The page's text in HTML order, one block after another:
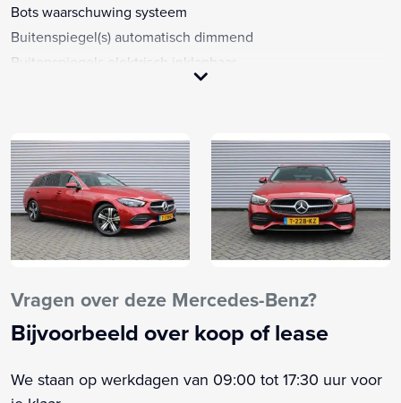
Bots waarschuwing systeem
Buitenspiegel(s) automatisch dimmend
Buitenspiegels elektrisch inklapbaar
Buitenspiegels elektrisch verstel- en verwarmbaar
Connected services
Cruise control
Dakrails
Draadloze telefoonlader
Elektrisch bedienbare achterklep
Elektrische ramen achter
Elektronisch Stabiliteits Programma
Full-LED koplampen
LED dagrijverlichting
Vragen over deze Mercedes-Benz?
Bijvoorbeeld over koop of lease
We staan op werkdagen van 09:00 tot 17:30 uur voor